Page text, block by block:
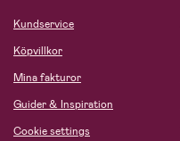
Kundservice
Köpvillkor
Mina fakturor
Guider & Inspiration
Cookie settings